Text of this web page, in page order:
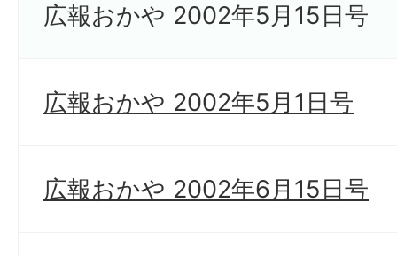
広報おかや 2002年5月15日号
広報おかや 2002年5月1日号
広報おかや 2002年6月15日号